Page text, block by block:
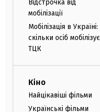
Відстрочка від
мобілізації
Мобілізація в Україні:
скільки осіб мобілізує
ТЦК
Кіно
Найцікавіші фільми
Українські фільми